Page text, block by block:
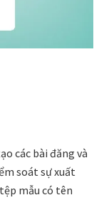
các bài đăng và
soát sự xuất
mẫu có tên